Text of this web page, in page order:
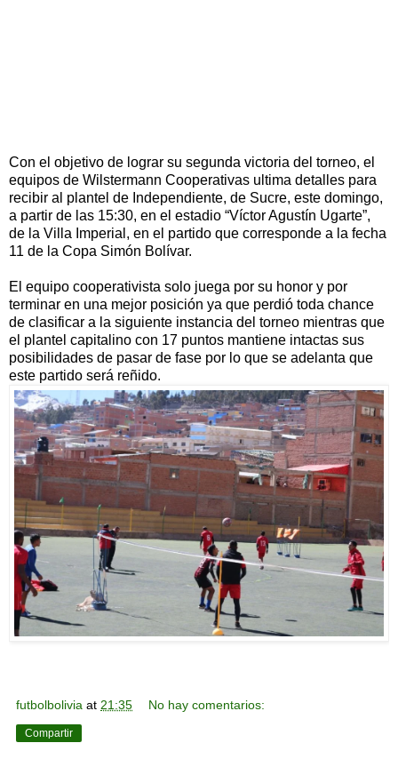
Con el objetivo de lograr su segunda victoria del torneo, el
equipos de Wilstermann Cooperativas ultima detalles para
recibir al plantel de Independiente, de Sucre, este domingo,
a partir de las 15:30, en el estadio “Víctor Agustín Ugarte”,
de la Villa Imperial, en el partido que corresponde a la fecha
11 de la Copa Simón Bolívar.
El equipo cooperativista solo juega por su honor y por
terminar en una mejor posición ya que perdió toda chance
de clasificar a la siguiente instancia del torneo mientras que
el plantel capitalino con 17 puntos mantiene intactas sus
posibilidades de pasar de fase por lo que se adelanta que
este partido será reñido.
futbolbolivia at 21:35 No hay comentarios:
Compartir